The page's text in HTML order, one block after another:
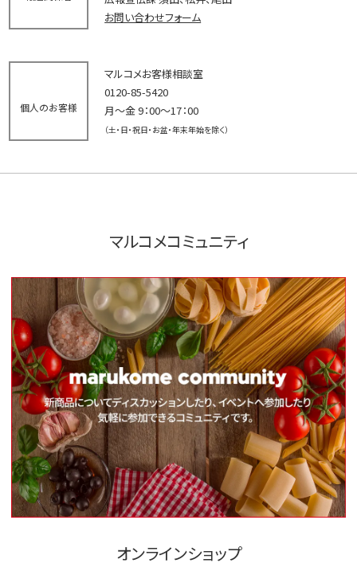
お問い合わせフォーム
個人のお客様
マルコメお客様相談室
0120-85-5420
月～金 9：00～17：00
（土・日・祝日・お盆・年末年始を除く）
マルコメコミュニティ
オンラインショップ